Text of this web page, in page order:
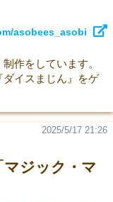
asobees_asobi
作をしています。
イスまじん』をゲ
マジック・マ
2025/5/17 21:26